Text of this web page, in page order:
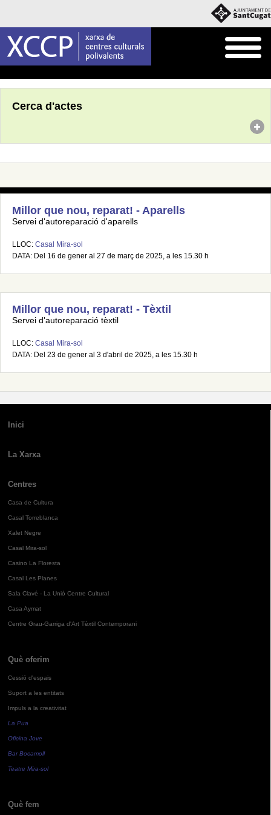
Cerca d'actes
Millor que nou, reparat! - Aparells
Servei d'autoreparació d'aparells
LLOC: Casal Mira-sol
DATA: Del 16 de gener al 27 de març de 2025, a les 15.30 h
Millor que nou, reparat! - Tèxtil
Servei d'autoreparació tèxtil
LLOC: Casal Mira-sol
DATA: Del 23 de gener al 3 d'abril de 2025, a les 15.30 h
Inici
La Xarxa
Centres
Casa de Cultura
Casal Torreblanca
Xalet Negre
Casal Mira-sol
Casino La Floresta
Casal Les Planes
Sala Clavé - La Unió Centre Cultural
Casa Aymat
Centre Grau-Garriga d'Art Tèxtil Contemporani
Què oferim
Cessió d'espais
Suport a les entitats
Impuls a la creativitat
La Pua
Oficina Jove
Bar Bocamoll
Teatre Mira-sol
Què fem